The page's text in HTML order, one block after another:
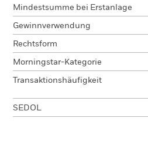
Mindestsumme bei Erstanlage
Gewinnverwendung
Rechtsform
Morningstar-Kategorie
Transaktionshäufigkeit
SEDOL